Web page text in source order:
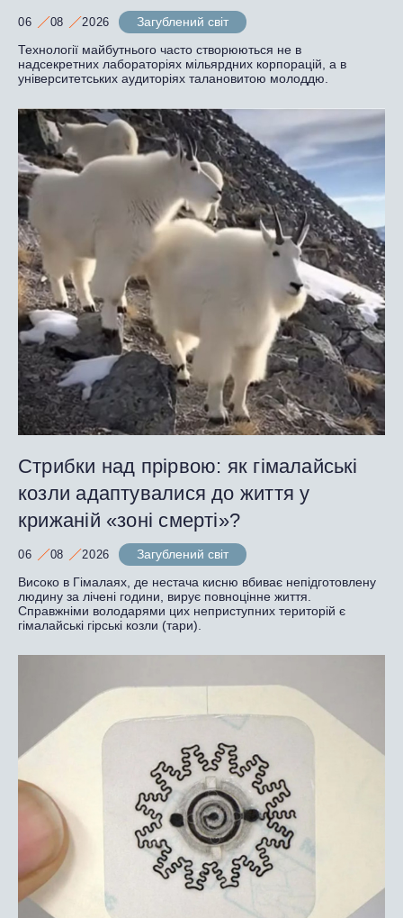
06 08 2026
Загублений світ
Технології майбутнього часто створюються не в
надсекретних лабораторіях мільярдних корпорацій, а в
університетських аудиторіях талановитою молоддю.
Стрибки над прірвою: як гімалайські
козли адаптувалися до життя у
крижаній «зоні смерті»?
06 08 2026
Загублений світ
Високо в Гімалаях, де нестача кисню вбиває непідготовлену
людину за лічені години, вирує повноцінне життя.
Справжніми володарями цих неприступних територій є
гімалайські гірські козли (тари).